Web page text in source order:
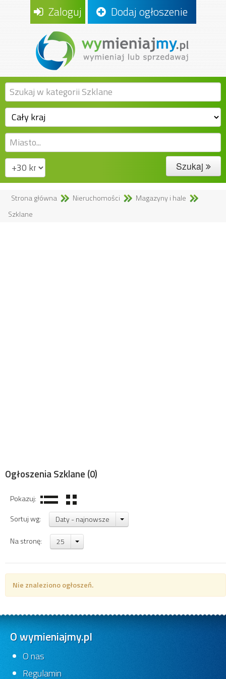
Zaloguj Dodaj ogłoszenie
Szukaj
Strona główna Nieruchomości
Magazyny i hale
Szklane
Ogłoszenia Szklane (0)
Pokazuj:
Sortuj wg:
Daty - najnowsze
Na stronę: 25
Nie znaleziono ogłoszeń.
O wymieniajmy.pl
O nas
Regulamin